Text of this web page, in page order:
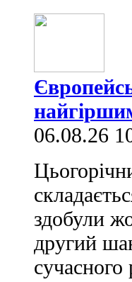
06.08.26
здобули
другий
сучасного